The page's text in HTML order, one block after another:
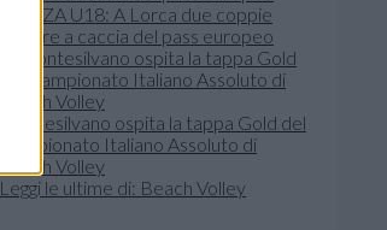
WEVZA U18: A Lorca due coppie
azzurre a caccia del pass europeo
Montesilvano ospita la tappa Gold del
Campionato Italiano Assoluto di
Beach Volley
Leggi le ultime di: Beach Volley